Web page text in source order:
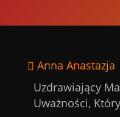
 Anna Anastazja
Uzdrawiający
Uważności,